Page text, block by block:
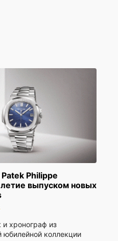
Philippe
выпуском новых
и хронограф из
юбилейной коллекции